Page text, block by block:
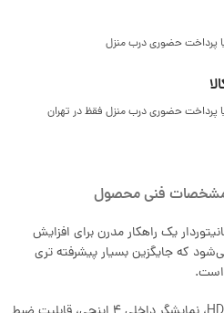
پرداخت حضوری درب منزل
پرداخت حضوری درب منزل فقظ در تهران
فنی محصول
یک راهکار مدرن برای افزایش
که جایگزین بسیار پیشرفته‌ تری